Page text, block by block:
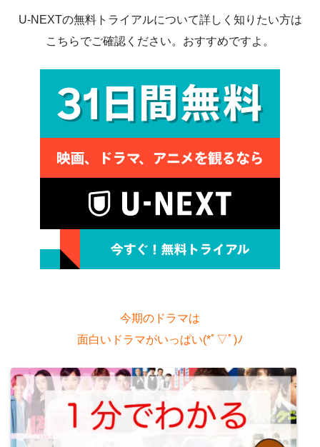
U-NEXTの無料トライアルについて詳しく知りたい方は
こちらでご確認ください。おすすめですよ。
今期のドラマは
面白いドラマがいっぱい(*ﾟ▽ﾟ)ﾉ